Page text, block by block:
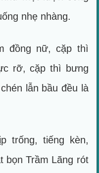
nhẹ nhàng.
đồng nữ, cặp thì
rỡ, cặp thì bưng
lẫn bầu đều là
trống, tiếng kèn,
bọn Trầm Lãng rót